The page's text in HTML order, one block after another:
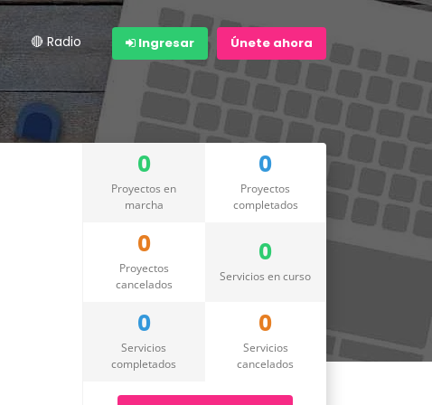
🔴 Radio Ingresar Únete ahora
0
Proyectos en
marcha
0
Proyectos
completados
0
Proyectos
cancelados
0
Servicios en curso
0
Servicios
completados
0
Servicios
cancelados